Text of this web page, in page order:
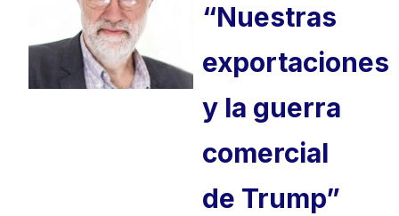
“Nuestras
exportaciones
y la guerra
comercial
de Trump”